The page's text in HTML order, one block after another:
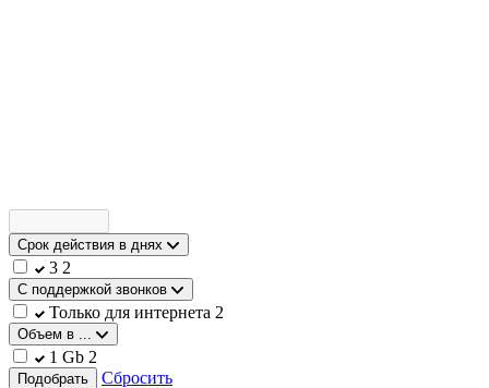
Срок действия в днях
3 2
С поддержкой звонков
Только для интернета 2
Объем в ...
1 Gb 2
Подобрать Сбросить